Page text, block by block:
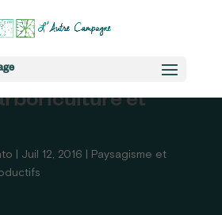
et
Juil 12, 2016
Paysagisme et